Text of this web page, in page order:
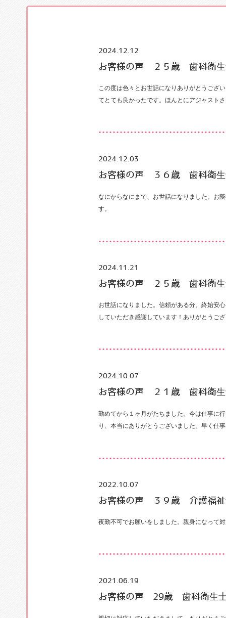
2024.12.12
お客様の声 ２５歳 歯科衛
この度は色々とお世話になりありがとうござ
てとても良かったです。ほんとにアジャスト
2024.12.03
お客様の声 ３６歳 歯科衛
なにからなにまで、お世話になりました。お
す。
2024.11.21
お客様の声 ２５歳 歯科衛
お世話になりました。信頼がある分、終始安
していただき感謝しています！ありがとうご
2024.10.07
お客様の声 ２１歳 歯科衛
勤めてから１ヶ月がたちました。今は仕事に
り、本当にありがとうございました。早く仕
2022.10.07
お客様の声 ３９歳 介護福
夜勤不可でお願いをしました。親身になって
2021.06.19
お客様の声 29歳 歯科衛生